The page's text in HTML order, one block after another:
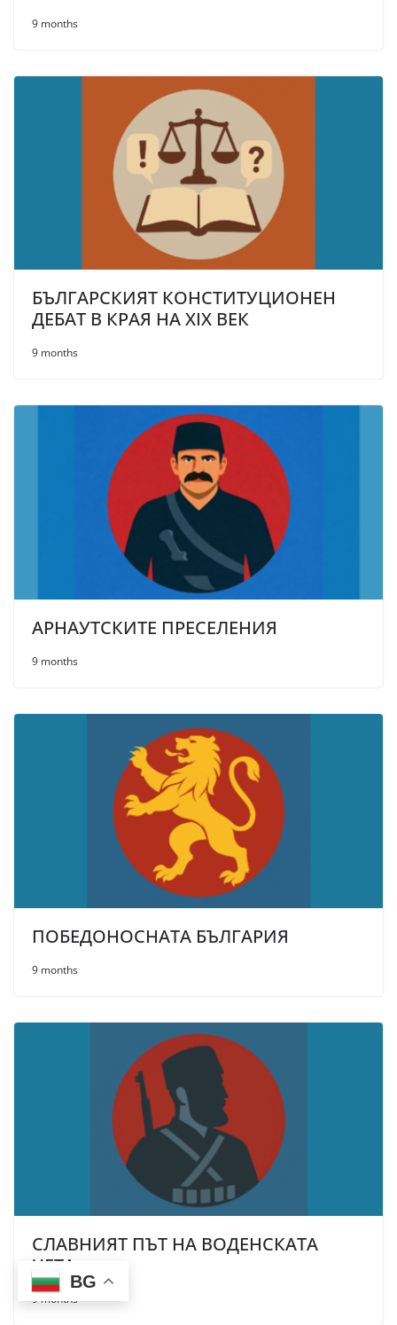
9 months
БЪЛГАРСКИЯТ КОНСТИТУЦИОНЕН
ДЕБАТ В КРАЯ НА ХІХ ВЕК
9 months
АРНАУТСКИТЕ ПРЕСЕЛЕНИЯ
9 months
ПОБЕДОНОСНАТА БЪЛГАРИЯ
9 months
СЛАВНИЯТ ПЪТ НА ВОДЕНСКАТА
ЧЕТА
9 months
BG